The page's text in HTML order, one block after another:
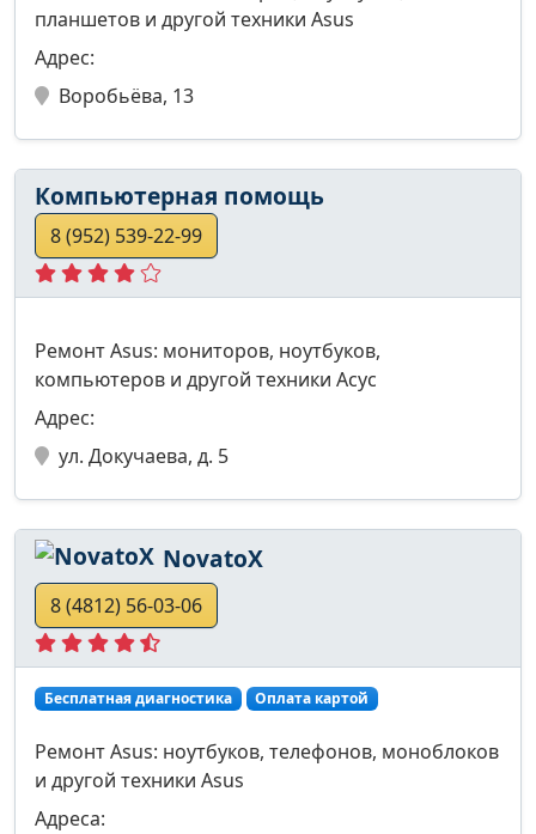
планшетов и другой техники Asus
Адрес:
Воробьёва, 13
Компьютерная помощь
8 (952) 539-22-99
Ремонт Asus: мониторов, ноутбуков,
компьютеров и другой техники Асус
Адрес:
ул. Докучаева, д. 5
NovatoX
8 (4812) 56-03-06
Бесплатная диагностика Оплата картой
Ремонт Asus: ноутбуков, телефонов, моноблоков
и другой техники Asus
Адреса: